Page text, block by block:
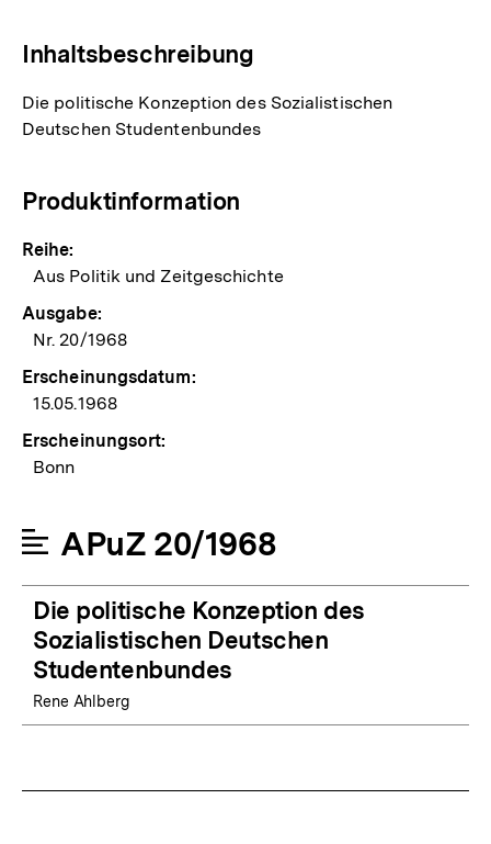
Inhaltsbeschreibung
Die politische Konzeption des Sozialistischen
Deutschen Studentenbundes
Produktinformation
Reihe:
Aus Politik und Zeitgeschichte
Ausgabe:
Nr. 20/1968
Erscheinungsdatum:
15.05.1968
Erscheinungsort:
Bonn
APuZ 20/1968
Die politische Konzeption des
Sozialistischen Deutschen
Studentenbundes
Rene Ahlberg